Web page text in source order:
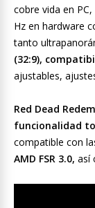
cobre vida en
Hz en hardware
tanto
(32:9),
ajustables,
Red Dead
funcionalidad
compatible con
AMD FSR 3.0, así